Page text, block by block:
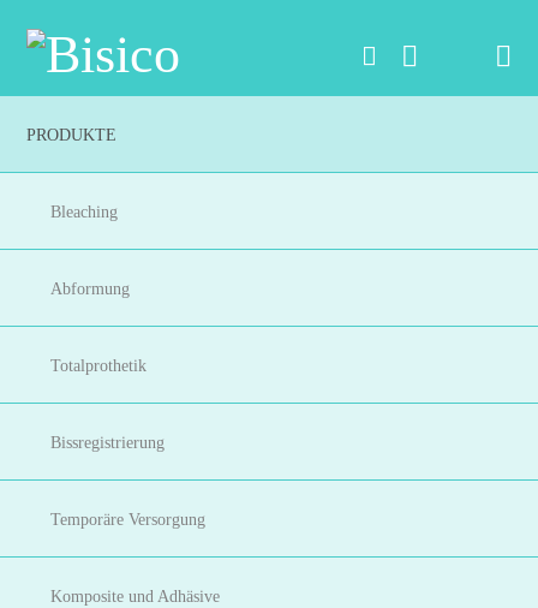
PRODUKTE
Bleaching
Abformung
Totalprothetik
Bissregistrierung
Temporäre Versorgung
Komposite und Adhäsive